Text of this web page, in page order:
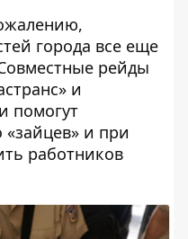
города все еще
рейды
и
помогут
и при
работников